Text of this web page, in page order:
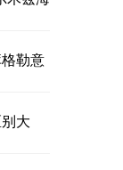
勒意
大